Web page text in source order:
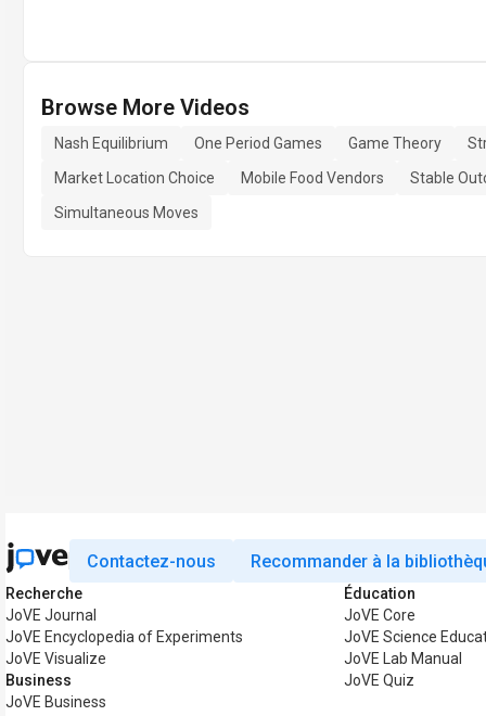
Browse More Videos
Nash Equilibrium One Period Games Game Theory
Market Location Choice
Mobile Food Vendors
Stable
Simultaneous Moves
Contactez-nous Recommander à la
Recherche
JoVE Journal
JoVE Encyclopedia of Experiments
JoVE Visualize
Business
JoVE Business
Éducation
JoVE Core
JoVE Science
JoVE Lab Manual
JoVE Quiz